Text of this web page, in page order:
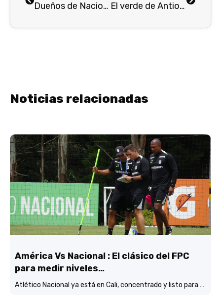
Dueños de Nacional desmienten versión sobre búsqueda de técnico y respaldan a Diego Arias El verde de Antioquia recibe a LLaneros FC . . .
Noticias relacionadas
América Vs Nacional : El clásico del FPC
para medir niveles…
Atlético Nacional ya está en Cali, concentrado y listo para enfrentar al América, en otra versión del tradicional clásico del FPC